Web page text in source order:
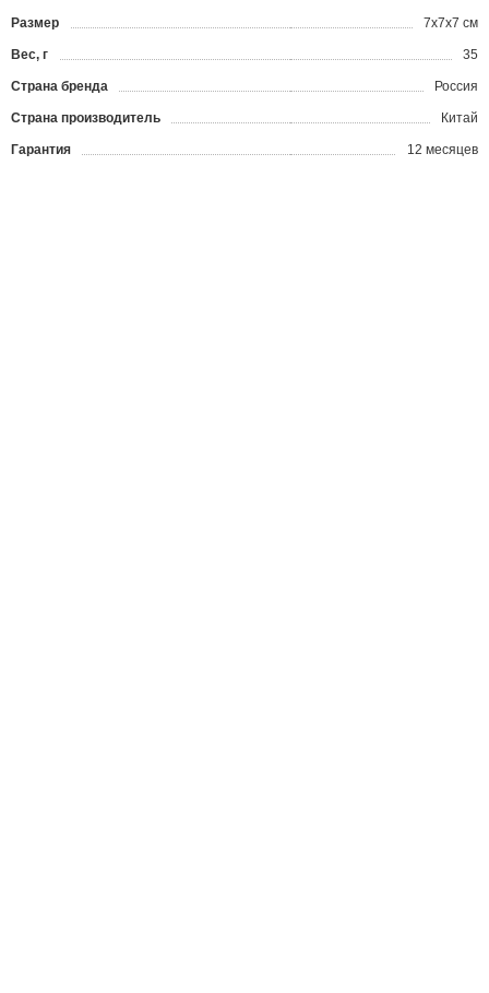
Размер 7x7x7 см
Вес, г 35
Страна бренда Россия
Страна производитель Китай
Гарантия 12 месяцев